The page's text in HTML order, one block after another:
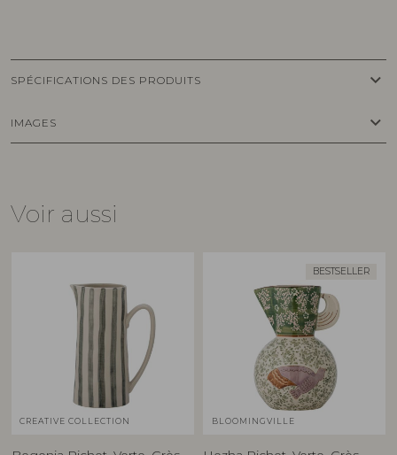
SPÉCIFICATIONS DES PRODUITS keyboard_arrow_down
IMAGES keyboard_arrow_down
Voir aussi
CREATIVE COLLECTION
BESTSELLER
BLOOMINGVILLE